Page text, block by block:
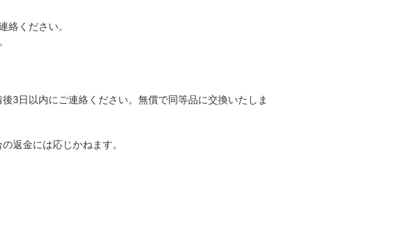
絡ください。
3日以内にご連絡ください。無償で同等品に交換いたしま
返金には応じかねます。